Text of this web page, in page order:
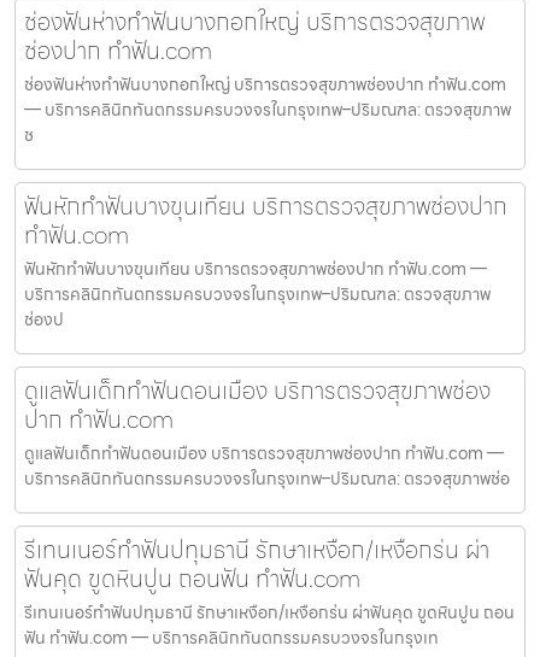
ช่องฟันห่างทำฟันบางกอกใหญ่ บริการตรวจสุขภาพ
ช่องปาก ทำฟัน.com
ช่องฟันห่างทำฟันบางกอกใหญ่ บริการตรวจสุขภาพช่องปาก ทำฟัน.com
— บริการคลินิกทันตกรรมครบวงจรในกรุงเทพ–ปริมณฑล: ตรวจสุขภาพ
ช
ฟันหักทำฟันบางขุนเทียน บริการตรวจสุขภาพช่องปาก
ทำฟัน.com
ฟันหักทำฟันบางขุนเทียน บริการตรวจสุขภาพช่องปาก ทำฟัน.com —
บริการคลินิกทันตกรรมครบวงจรในกรุงเทพ–ปริมณฑล: ตรวจสุขภาพ
ช่องป
ดูแลฟันเด็กทำฟันดอนเมือง บริการตรวจสุขภาพช่อง
ปาก ทำฟัน.com
ดูแลฟันเด็กทำฟันดอนเมือง บริการตรวจสุขภาพช่องปาก ทำฟัน.com —
บริการคลินิกทันตกรรมครบวงจรในกรุงเทพ–ปริมณฑล: ตรวจสุขภาพช่อ
รีเทนเนอร์ทำฟันปทุมธานี รักษาเหงือก/เหงือกร่น ผ่า
ฟันคุด ขูดหินปูน ถอนฟัน ทำฟัน.com
รีเทนเนอร์ทำฟันปทุมธานี รักษาเหงือก/เหงือกร่น ผ่าฟันคุด ขูดหินปูน ถอน
ฟัน ทำฟัน.com — บริการคลินิกทันตกรรมครบวงจรในกรุงเท